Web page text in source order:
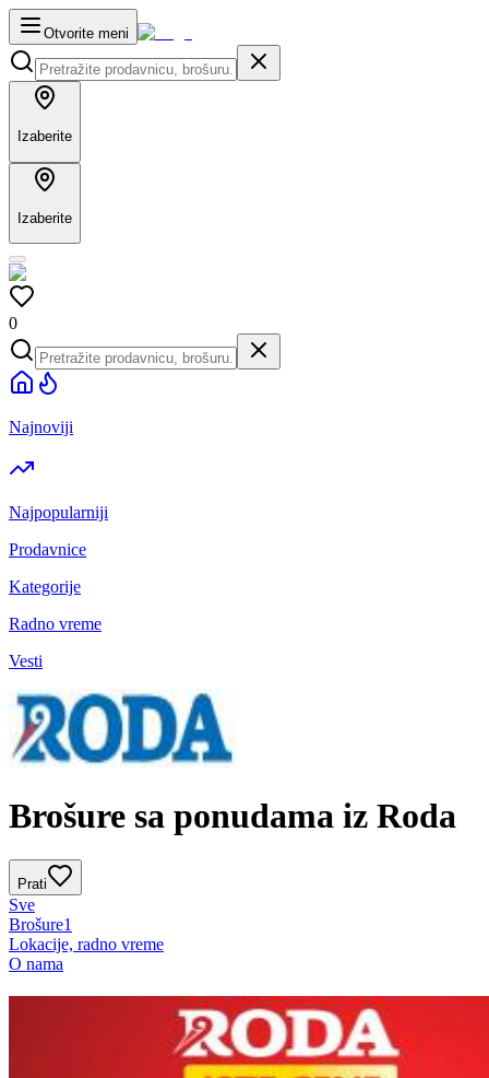
Otvorite meni
Izaberite
Izaberite
0
Najnoviji
Najpopularniji
Prodavnice
Kategorije
Radno vreme
Vesti
Brošure sa ponudama iz Roda
Prati
Sve
Brošure1
Lokacije, radno vreme
O nama